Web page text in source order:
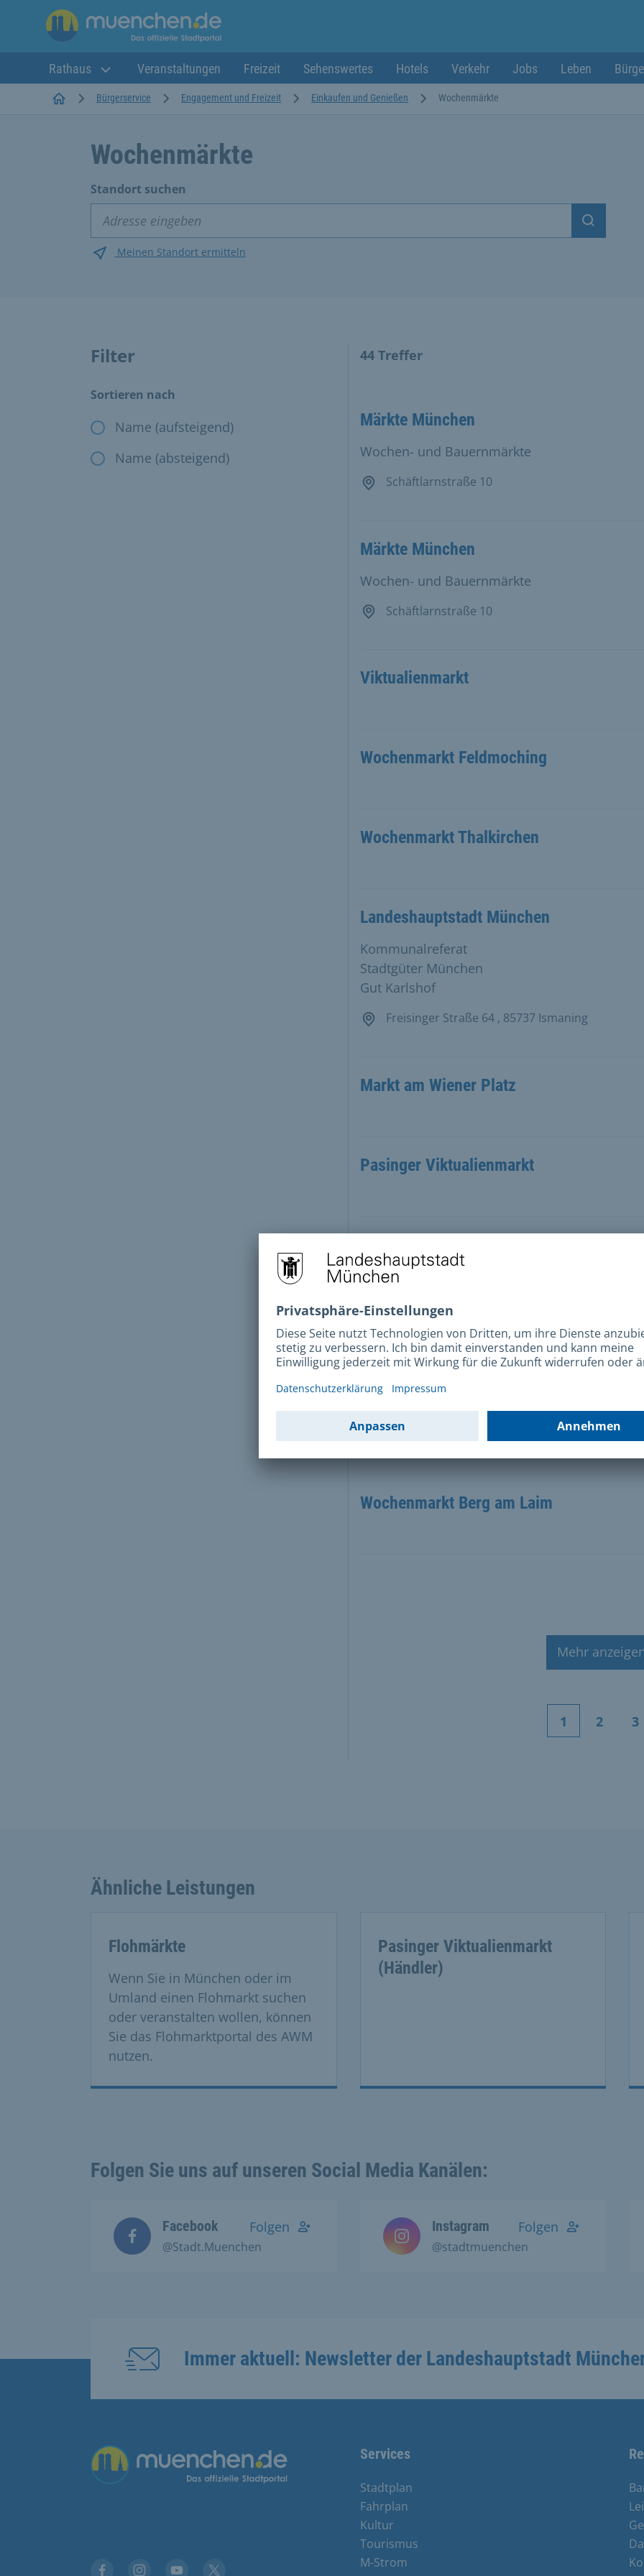
Rathaus Veranstaltungen Freizeit Sehenswertes Hotels Verkehr Jobs Leben
StartseiteBürgerservice Engagement und Freizeit Einkaufen und Genießen Wochenmärkte
Wochenmärkte
Standort suchen
Suchen
Meinen Standort ermitteln
Filter
Das Ändern der Filter, ändert die angezeigten Ergebnisse in der Ergebnisliste und Karte.
Sortieren nach
Name (aufsteigend)
Name (absteigend)
44Treffer
Märkte München
Wochen- und Bauernmärkte
Schäftlarnstraße 10
Märkte München
Wochen- und Bauernmärkte
Schäftlarnstraße 10
Viktualienmarkt
Wochenmarkt Feldmoching
Wochenmarkt Thalkirchen
Kommunalreferat
Stadtgüter München
Gut Karlshof
Landeshauptstadt München
Freisinger Straße 64 , 85737 Ismaning
Markt am Wiener Platz
Pasinger Viktualienmarkt
Großmarkthalle
Schäftlarnstraße 10
Wochenmarkt Au
Wochenmarkt Berg am Laim
Mehr
1 2 3
Ähnliche Leistungen
Flohmärkte
Wenn Sie in München oder im
Umland einen Flohmarkt suchen
oder veranstalten wollen, können
Sie das Flohmarktportal des AWM
nutzen.
Pasinger Viktualienmarkt
(Händler)
Folgen Sie uns auf unseren Social Media Kanälen:
Facebook
@Stadt.Muenchen
Folgen Instagram
@stadtmuenchen
Folgen
Immer aktuell: Newsletter der Landeshauptstadt
Übergreifende Links Services
Stadtplan
Fahrplan
Kultur
Tourismus
M-Strom